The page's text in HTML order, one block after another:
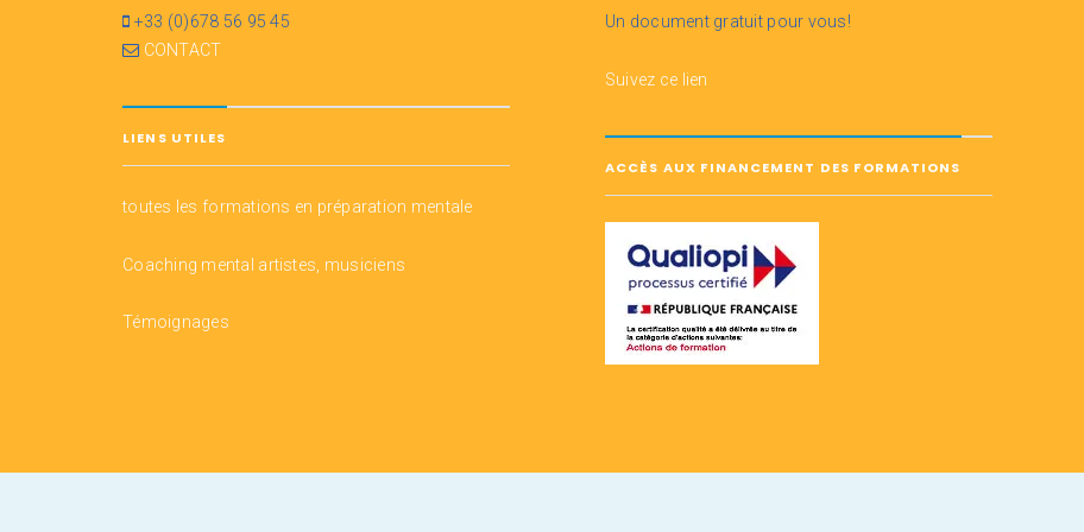
+33 (0)678 56 95 45
CONTACT
LIENS UTILES
toutes les formations en préparation mentale
Coaching mental artistes, musiciens
Témoignages
Un document gratuit pour vous!
Suivez ce lien
ACCÈS AUX FINANCEMENT DES FORMATIONS